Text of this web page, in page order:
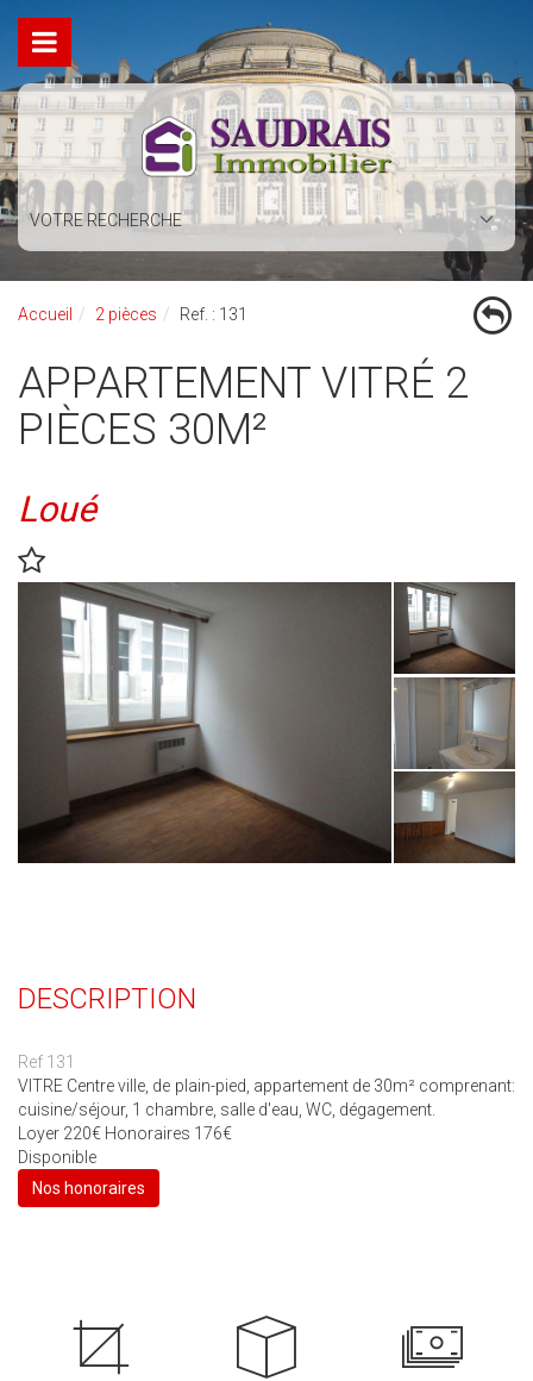
VOTRE RECHERCHE
Accueil 2 pièces Ref. : 131
APPARTEMENT VITRÉ 2
PIÈCES 30M²
Loué
DESCRIPTION
Ref 131
VITRE Centre ville, de plain-pied, appartement de 30m² comprenant:
cuisine/séjour, 1 chambre, salle d'eau, WC, dégagement.
Loyer 220€ Honoraires 176€
Disponible
Nos honoraires